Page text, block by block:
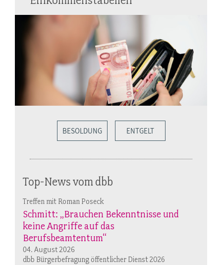
BESOLDUNG ENTGELT
Top-News vom dbb
Treffen mit Roman Poseck
Schmitt: „Brauchen Bekenntnisse und
keine Angriffe auf das
Berufsbeamtentum“
04. August 2026
dbb Bürgerbefragung öffentlicher Dienst 2026